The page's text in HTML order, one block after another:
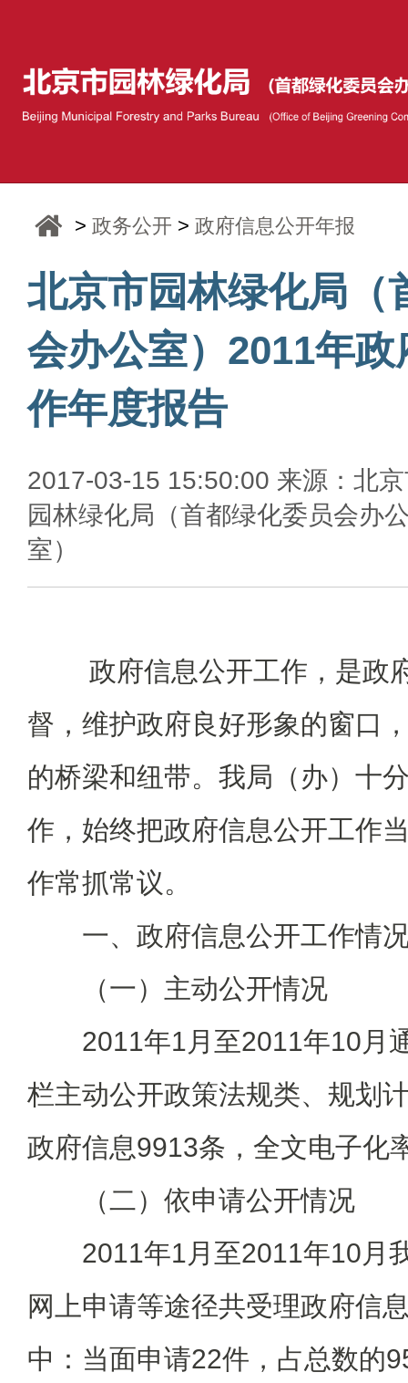
>政务公开 >政府信息公开年报
北京市园林绿化局（
会办公室）2011年
作年度报告
2017-03-15 15:50:00 来源：北
园林绿化局（首都绿化委员会办
室）
政府信息公开工作，是政
督，维护政府良好形象的窗口
的桥梁和纽带。我局（办）十
作，始终把政府信息公开工作
作常抓常议。
一、政府信息公开工作情
（一）主动公开情况
2011年1月至2011年10月
栏主动公开政策法规类、规划
政府信息9913条，全文电子化
（二）依申请公开情况
2011年1月至2011年10月
网上申请等途径共受理政府信
中：当面申请22件，占总数的